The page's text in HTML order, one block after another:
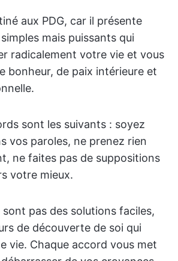
aux PDG, car il présente
mais puissants qui
radicalement votre vie et vous
bonheur, de paix intérieure et
sont les suivants : soyez
vos paroles, ne prenez rien
ne faites pas de suppositions
votre mieux.
pas des solutions faciles,
de découverte de soi qui
vie. Chaque accord vous met